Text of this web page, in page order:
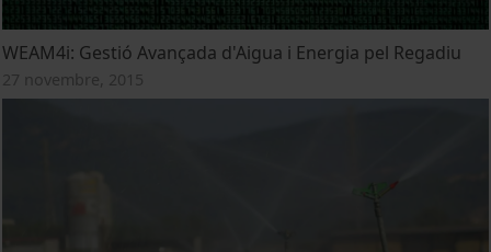
WEAM4i: Gestió Avançada d'Aigua i Energia pel Regadiu
27 novembre, 2015